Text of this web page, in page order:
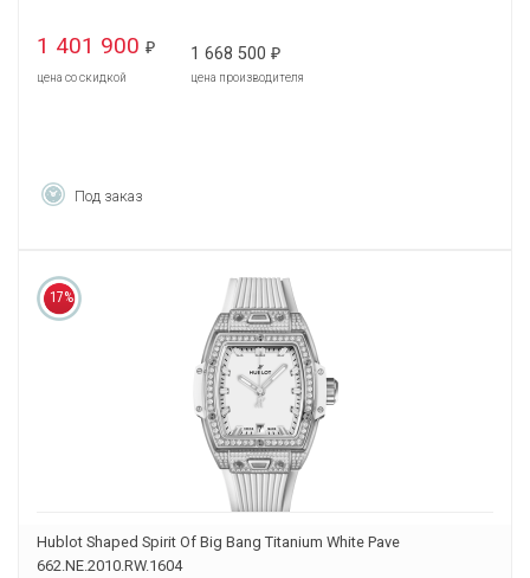
1 401 900 ₽
цена со скидкой
1 668 500 ₽
цена производителя
Под заказ
17%
Hublot Shaped Spirit Of Big Bang Titanium White Pave
662.NE.2010.RW.1604